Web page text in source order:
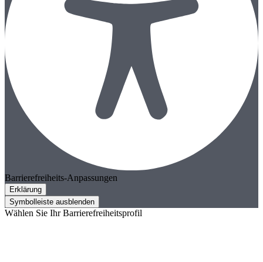
Barrierefreiheits-Anpassungen
Erklärung
Symbolleiste ausblenden
Wählen Sie Ihr Barrierefreiheitsprofil